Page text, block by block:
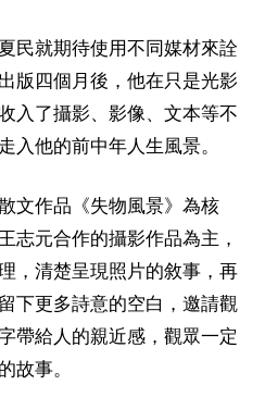
民就期待使用不同媒材來詮
版四個月後，他在只是光影
入了攝影、影像、文本等不
入他的前中年人生風景。
文作品《失物風景》為核
志元合作的攝影作品為主，
，清楚呈現照片的敘事，再
下更多詩意的空白，邀請觀
帶給人的親近感，觀眾一定
故事。